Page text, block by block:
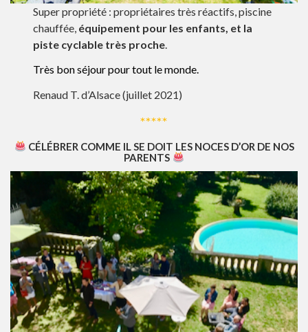
Super propriété : propriétaires très réactifs, piscine
chauffée, équipement pour les enfants, et la
piste cyclable très proche.
Très bon séjour pour tout le monde.
Renaud T. d’Alsace (juillet 2021)
*****
CÉLÉBRER COMME IL SE DOIT LES NOCES D’OR DE NOS
PARENTS